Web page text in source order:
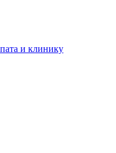
и клинику